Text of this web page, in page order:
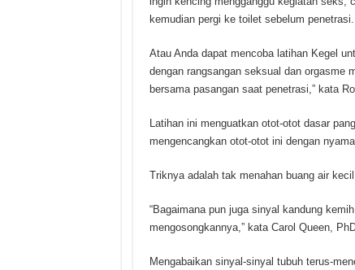
kemudian pergi ke toilet sebelum
Atau Anda dapat mencoba latihan Kegel
dengan rangsangan seksual dan orgasme
bersama pasangan saat penetrasi,” kata
Latihan ini menguatkan otot-otot dasar
mengencangkan otot-otot ini dengan
Triknya adalah tak menahan buang air
“Bagaimana pun juga sinyal kandung
mengosongkannya,” kata Carol Queen,
Mengabaikan sinyal-sinyal tubuh terus-